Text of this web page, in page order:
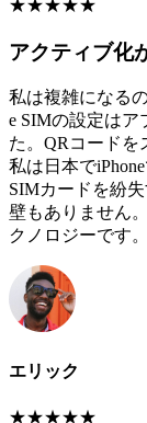
★★★★★
アクティブ化
私は複雑になる
e SIMの設定はア
た。QRコードを
私は日本で
SIMカードを紛
壁もありません
クノロジーです。
エリック
★★★★★